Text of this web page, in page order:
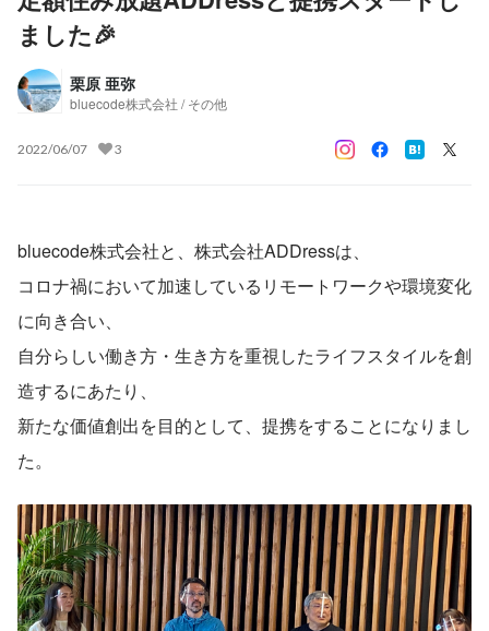
ました🎉
栗原 亜弥
bluecode株式会社 / その他
2022/06/07 3
bluecode株式会社と、株式会社ADDressは、
コロナ禍において加速しているリモートワークや環境変化
に向き合い、
自分らしい働き方・生き方を重視したライフスタイルを創
造するにあたり、
新たな価値創出を目的として、提携をすることになりまし
た。